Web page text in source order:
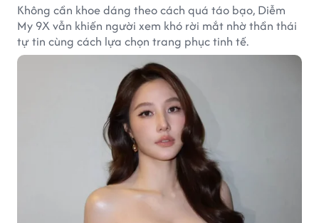
Không cần khoe dáng theo cách quá táo bạo, Diễm
My 9X vẫn khiến người xem khó rời mắt nhờ thần thái
tự tin cùng cách lựa chọn trang phục tinh tế.